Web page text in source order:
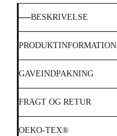
BESKRIVELSE
PRODUKTINFORMATION
GAVEINDPAKNING
FRAGT OG RETUR
OEKO-TEX®